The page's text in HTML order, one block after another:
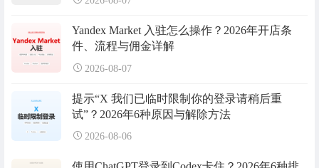
Yandex Market 入驻怎么操作？2026年开店条
件、流程与佣金详解
2026-08-07
提示“X 我们已临时限制你的登录请稍后重
试”？2026年6种原因与解除方法
2026-08-06